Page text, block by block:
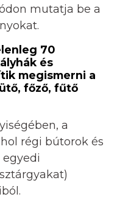
mutatja be a
70
és
megismerni a
főző, fűtő
a
régi bútorok és